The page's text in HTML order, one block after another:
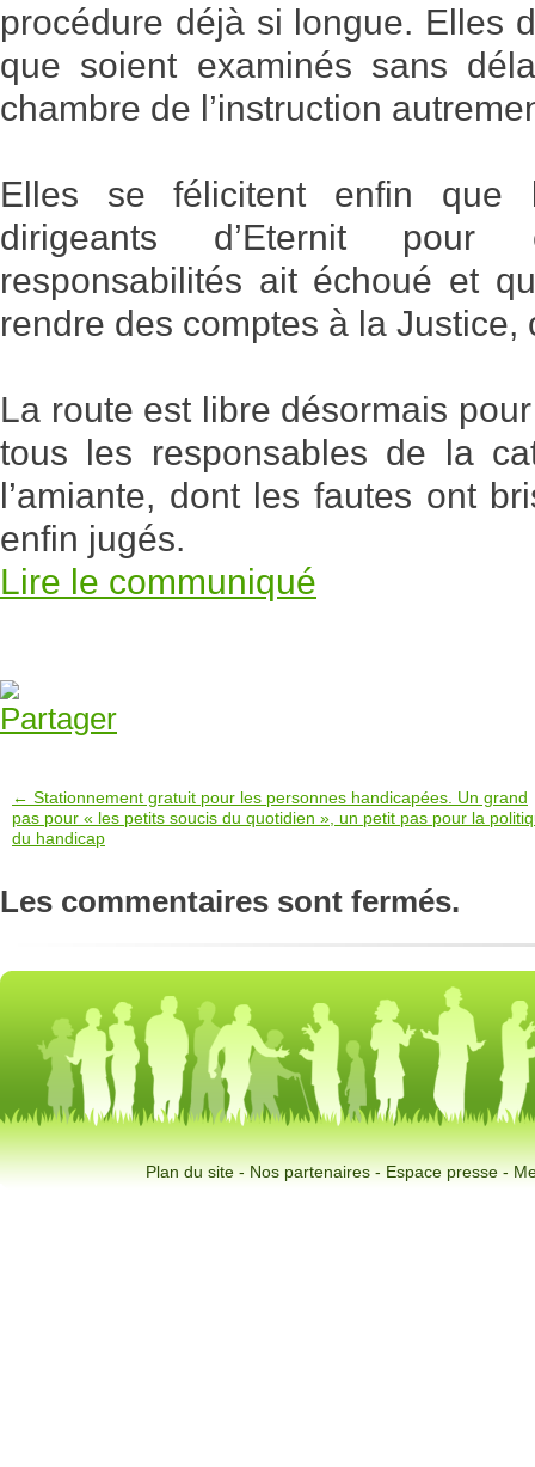
procédure déjà si longue. Elles
que soient examinés sans
chambre de l’instruction
Elles se félicitent enfin que
dirigeants d’Eternit
responsabilités ait échoué et
rendre des comptes à la Justice,
La route est libre désormais
tous les responsables de la
l’amiante, dont les fautes ont
enfin jugés.
Lire le communiqué
← Stationnement gratuit pour les personnes handicapées. Un grand
pas pour « les petits soucis du quotidien », un petit pas pour la
du handicap
Les commentaires sont fermés.
Plan du site-Nos partenaires-Espace presse-